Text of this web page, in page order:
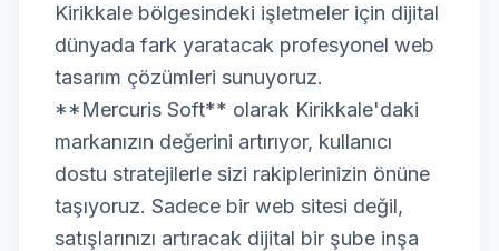
Kirikkale bölgesindeki işletmeler için dijital
dünyada fark yaratacak profesyonel web
tasarım çözümleri sunuyoruz.
**Mercuris Soft** olarak Kirikkale'daki
markanızın değerini artırıyor, kullanıcı
dostu stratejilerle sizi rakiplerinizin önüne
taşıyoruz. Sadece bir web sitesi değil,
satışlarınızı artıracak dijital bir şube inşa